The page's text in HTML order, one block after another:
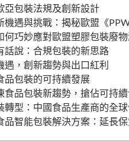
亞包裝法規及創新設計
機遇與挑戰：揭秘歐盟《
巧妙應對歐盟塑膠包裝廢物
話說：合規包裝的新思路
遇，創新趨勢與出口紅利
品包裝的可持續發展
食品包裝新趨勢，搶佔可持
轉型：中國食品生產商的全
品智能包裝解決方案：延長